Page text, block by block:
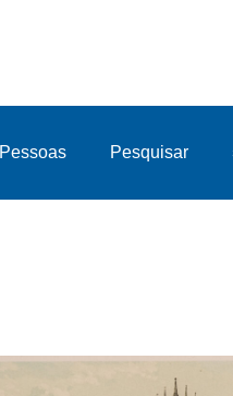
Pessoas Pesquisar